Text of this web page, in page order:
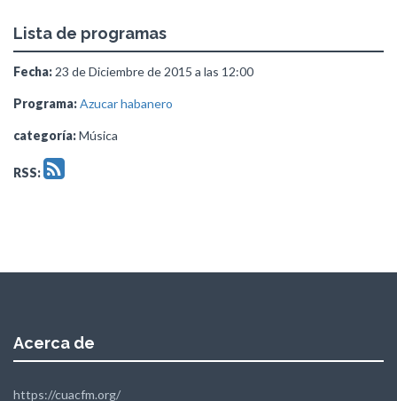
Lista de programas
Fecha: 23 de Diciembre de 2015 a las 12:00
Programa:Azucar habanero
categoría:Música
RSS:
Acerca de
https://cuacfm.org/